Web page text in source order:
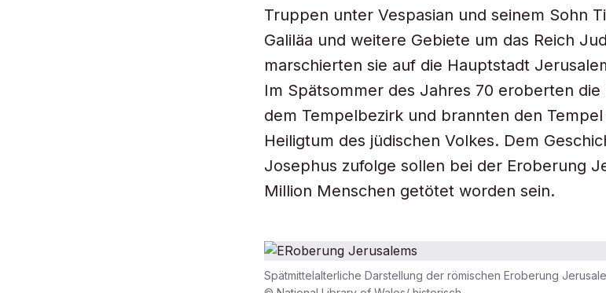
Truppen unter Vespasian und seinem Sohn
Galiläa und weitere Gebiete um das Reich
marschierten sie auf die Hauptstadt
Im Spätsommer des Jahres 70 eroberten
dem Tempelbezirk und brannten den
Heiligtum des jüdischen Volkes. Dem
Josephus zufolge sollen bei der Eroberung
Million Menschen getötet worden sein.
Spätmittelalterliche Darstellung der römischen Eroberung